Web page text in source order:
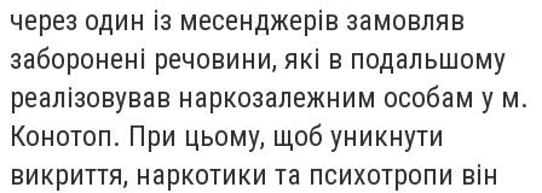
через один із месенджерів замовляв
заборонені речовини, які в подальшому
реалізовував наркозалежним особам у м.
Конотоп. При цьому, щоб уникнути
викриття, наркотики та психотропи він